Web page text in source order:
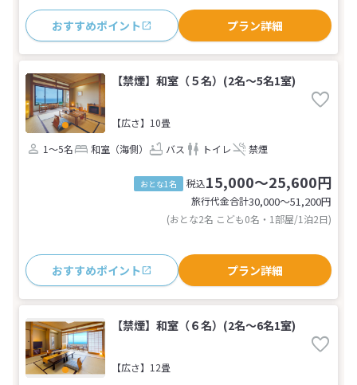
おすすめポイント プラン詳細
【禁煙】和室（５名）(2名～5名1室)
【広さ】10畳
1～5名
和室（海側） バス トイレ 禁煙
おとな1名 税込15,000～25,600円
旅行代金合計30,000〜51,200円
(おとな2名 こども0名・1部屋/1泊2日)
おすすめポイント プラン詳細
【禁煙】和室（６名）(2名～6名1室)
【広さ】12畳